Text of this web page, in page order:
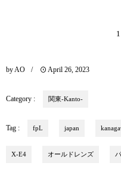
1
by AO April 26 ,2023
Category : 関東-Kanto-
Tag : fpL japan
X-E4 オールドレンズ